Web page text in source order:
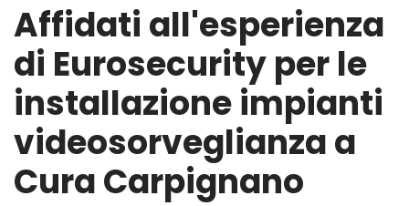
Affidati all'esperienza
di Eurosecurity per le
installazione impianti
videosorveglianza a
Cura Carpignano